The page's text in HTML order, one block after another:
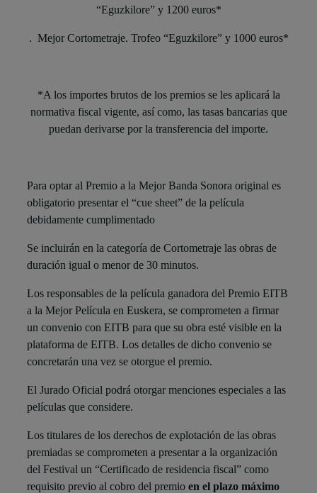
“Eguzkilore” y 1200 euros*
. Mejor Cortometraje. Trofeo “Eguzkilore” y 1000 euros*
*A los importes brutos de los premios se les aplicará la
normativa fiscal vigente, así como, las tasas bancarias que
puedan derivarse por la transferencia del importe.
Para optar al Premio a la Mejor Banda Sonora original es
obligatorio presentar el “cue sheet” de la película
debidamente cumplimentado
Se incluirán en la categoría de Cortometraje las obras de
duración igual o menor de 30 minutos.
Los responsables de la película ganadora del Premio EITB
a la Mejor Película en Euskera, se comprometen a firmar
un convenio con EITB para que su obra esté visible en la
plataforma de EITB. Los detalles de dicho convenio se
concretarán una vez se otorgue el premio.
El Jurado Oficial podrá otorgar menciones especiales a las
películas que considere.
Los titulares de los derechos de explotación de las obras
premiadas se comprometen a presentar a la organización
del Festival un “Certificado de residencia fiscal” como
requisito previo al cobro del premio en el plazo máximo